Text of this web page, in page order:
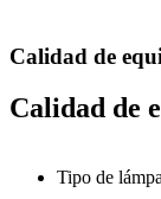
Calidad de
Calidad de
Tipo de